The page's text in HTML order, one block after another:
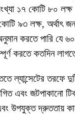
১৭ কোটি ৮০
৯৩ লক্ষ, অর্থাৎ
করতে পারি যে
করতে কতদিন
ল্যান্সেটের তরফে
এবং জটপাকানো
উপযুক্ত দ্রুততায়